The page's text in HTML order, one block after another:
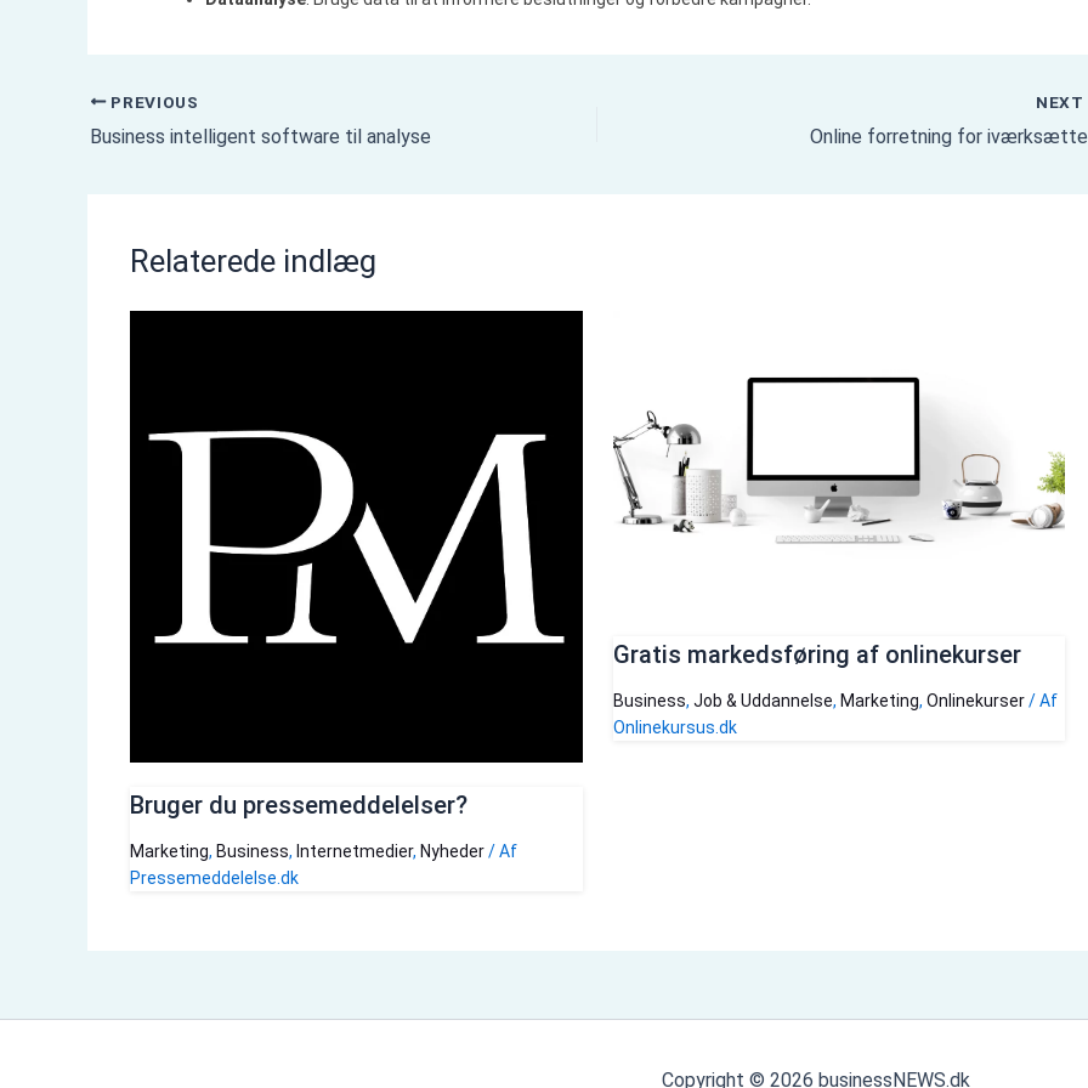
PREVIOUS
Business intelligent software til analyse
NEXT
Online forretning for
Relaterede indlæg
Bruger du pressemeddelelser?
Marketing, Business, Internetmedier, Nyheder/ Af
Pressemeddelelse.dk
Gratis markedsføring af onlinekurser
Business, Job & Uddannelse, Marketing, Onlinekurser/ Af
Onlinekursus.dk
Copyright © 2026 businessNEWS.dk